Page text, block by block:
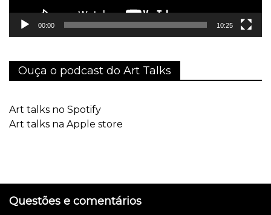
00:00 10:25
Ouça o podcast do Art Talks
Art talks no Spotify
Art talks na Apple store
Questões e comentários